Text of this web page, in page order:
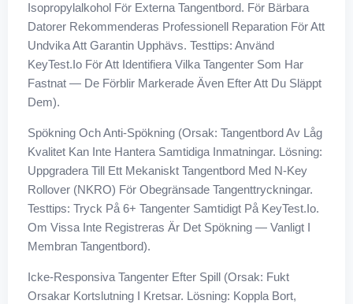
Isopropylalkohol För Externa Tangentbord. För Bärbara
Datorer Rekommenderas Professionell Reparation För Att
Undvika Att Garantin Upphävs. Testtips: Använd
KeyTest.io För Att Identifiera Vilka Tangenter Som Har
Fastnat — De Förblir Markerade Även Efter Att Du Släppt
Dem).
Spökning Och Anti-Spökning (Orsak: Tangentbord Av Låg
Kvalitet Kan Inte Hantera Samtidiga Inmatningar. Lösning:
Uppgradera Till Ett Mekaniskt Tangentbord Med N-Key
Rollover (NKRO) För Obegränsade Tangenttryckningar.
Testtips: Tryck På 6+ Tangenter Samtidigt På KeyTest.io.
Om Vissa Inte Registreras Är Det Spökning — Vanligt I
Membran Tangentbord).
Icke-Responsiva Tangenter Efter Spill (Orsak: Fukt
Orsakar Kortslutning I Kretsar. Lösning: Koppla Bort,